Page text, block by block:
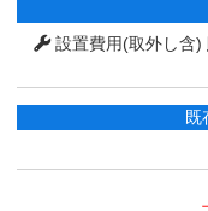
設置費用(取外し含)
既